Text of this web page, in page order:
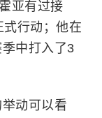
亚有过接
行动；他在
中打入了3
动可以看